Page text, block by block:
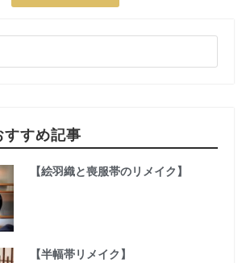
すすめ記事
【絵羽織と喪服帯のリメイク】
【半幅帯リメイク】